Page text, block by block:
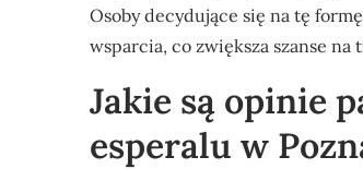
Osoby decydujące się na tę
wsparcia, co zwiększa szanse
Jakie są opinie
esperalu w